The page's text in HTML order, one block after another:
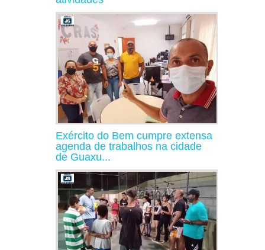
Exército do Bem cumpre extensa
agenda de trabalhos na cidade
de Guaxu...